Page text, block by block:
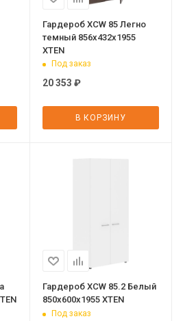
Гардероб XCW 85 Легно
темный 856х432х1955
XTEN
Под заказ
20 353 ₽
В КОРЗИНУ
Гардероб XCW 85.2 Белый
850х600х1955 XTEN
Под заказ